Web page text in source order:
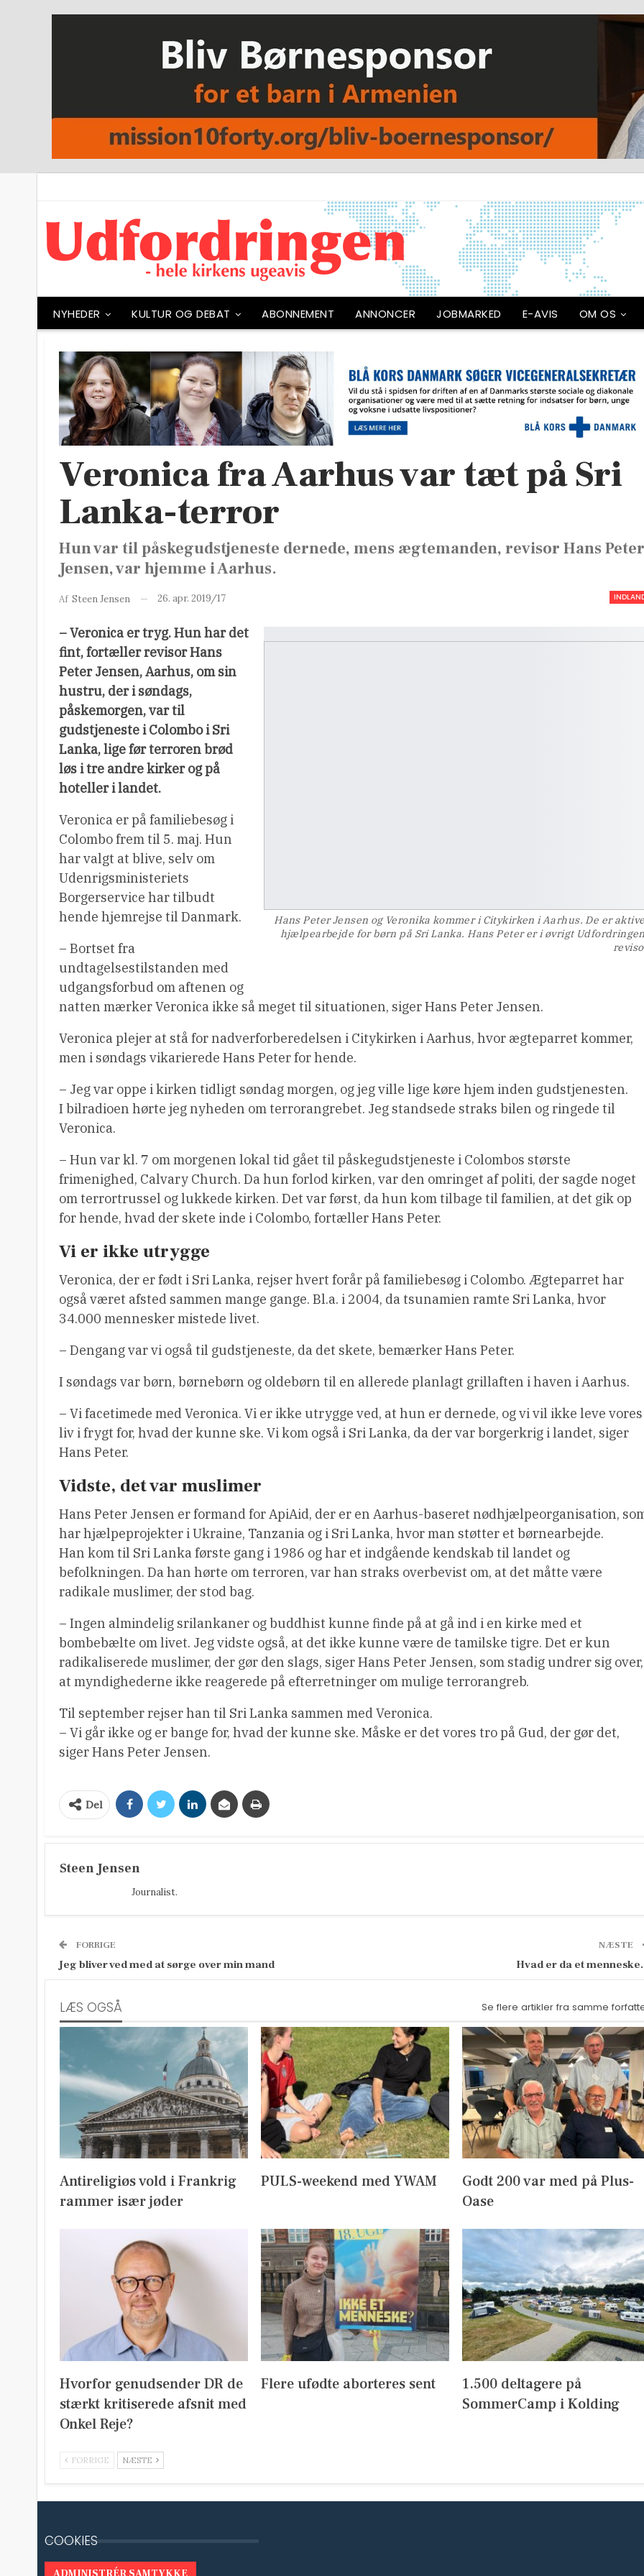
NYHEDER KULTUR OG DEBAT ABONNEMENT ANNONCER JOBMARKED E-AVIS OM OS
Veronica fra Aarhus var tæt på Sri
Lanka-terror
Hun var til påskegudstjeneste dernede, mens ægtemanden, revisor Hans Peter
Jensen, var hjemme i Aarhus.
Af Steen Jensen 26. apr. 2019/17
Hans Peter Jensen og Veronika kommer i Citykirken i Aarhus. De er
hjælpearbejde for børn på Sri Lanka. Hans Peter er i øvrigt
– Veronica er tryg. Hun har det
fint, fortæller revisor Hans
Peter Jensen, Aarhus, om sin
hustru, der i søndags,
påskemorgen, var til
gudstjeneste i Colombo i Sri
Lanka, lige før terroren brød
løs i tre andre kirker og på
hoteller i landet.
Veronica er på familiebesøg i
Colombo frem til 5. maj. Hun
har valgt at blive, selv om
Udenrigsministeriets
Borgerservice har tilbudt
hende hjemrejse til Danmark.
– Bortset fra
undtagelsestilstanden med
udgangsforbud om aftenen og
natten mærker Veronica ikke så meget til situationen, siger Hans Peter Jensen.
Veronica plejer at stå for nadverforberedelsen i Citykirken i Aarhus, hvor ægteparret kommer,
men i søndags vikarierede Hans Peter for hende.
– Jeg var oppe i kirken tidligt søndag morgen, og jeg ville lige køre hjem inden gudstjenesten.
I bilradioen hørte jeg nyheden om terrorangrebet. Jeg standsede straks bilen og ringede til
Veronica.
– Hun var kl. 7 om morgenen lokal tid gået til påskegudstjeneste i Colombos største
frimenighed, Calvary Church. Da hun forlod kirken, var den omringet af politi, der sagde noget
om terrortrussel og lukkede kirken. Det var først, da hun kom tilbage til familien, at det gik op
for hende, hvad der skete inde i Colombo, fortæller Hans Peter.
Vi er ikke utrygge
Veronica, der er født i Sri Lanka, rejser hvert forår på familiebesøg i Colombo. Ægteparret har
også været afsted sammen mange gange. Bl.a. i 2004, da tsunamien ramte Sri Lanka, hvor
34.000 mennesker mistede livet.
– Dengang var vi også til gudstjeneste, da det skete, bemærker Hans Peter.
I søndags var børn, børnebørn og oldebørn til en allerede planlagt grillaften i haven i Aarhus.
– Vi facetimede med Veronica. Vi er ikke utrygge ved, at hun er dernede, og vi vil ikke leve vores
liv i frygt for, hvad der kunne ske. Vi kom også i Sri Lanka, da der var borgerkrig i landet, siger
Hans Peter.
Vidste, det var muslimer
Hans Peter Jensen er formand for ApiAid, der er en Aarhus-baseret nødhjælpeorganisation,
har hjælpeprojekter i Ukraine, Tanzania og i Sri Lanka, hvor man støtter et børnearbejde.
Han kom til Sri Lanka første gang i 1986 og har et indgående kendskab til landet og
befolkningen. Da han hørte om terroren, var han straks overbevist om, at det måtte være
radikale muslimer, der stod bag.
– Ingen almindelig srilankaner og buddhist kunne finde på at gå ind i en kirke med et
bombebælte om livet. Jeg vidste også, at det ikke kunne være de tamilske tigre. Det er kun
radikaliserede muslimer, der gør den slags, siger Hans Peter Jensen, som stadig undrer sig over,
at myndighederne ikke reagerede på efterretninger om mulige terrorangreb.
Til september rejser han til Sri Lanka sammen med Veronica.
– Vi går ikke og er bange for, hvad der kunne ske. Måske er det vores tro på Gud, der gør det,
siger Hans Peter Jensen.
Del
Steen Jensen
Journalist.
FORRIGE
Jeg bliver ved med at sørge over min mand
NÆSTE
Hvad er da et
LÆS OGSÅ Se flere artikler fra samme
Antireligiøs vold i Frankrig
rammer især jøder
PULS-weekend med YWAM
Godt 200 var med på Plus-
Oase
Hvorfor genudsender DR de
stærkt kritiserede afsnit med
Onkel Reje?
Flere ufødte aborteres sent
1.500 deltagere på
SommerCamp i Kolding
FORRIGE NÆSTE
COOKIES